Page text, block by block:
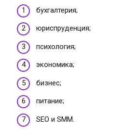
бухгалтерия;
юриспруденция;
психология;
экономика;
бизнес;
питание;
SEO и SMM.